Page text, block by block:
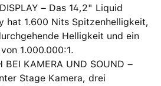
– Das 14,2" Liquid
hat 1.600 Nits Spitzenhelligkeit,
Helligkeit und ein
1.000.000:1.
BEI KAMERA UND SOUND –
Stage Kamera, drei